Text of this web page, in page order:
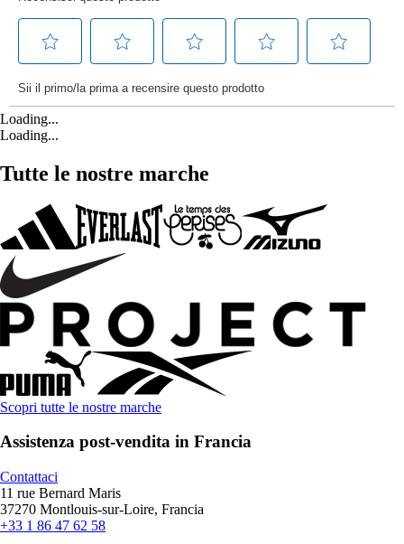
Loading...
Loading...
Tutte le nostre marche
Scopri tutte le nostre marche
Assistenza post-vendita in Francia
Contattaci
11 rue Bernard Maris
37270 Montlouis-sur-Loire, Francia
+33 1 86 47 62 58